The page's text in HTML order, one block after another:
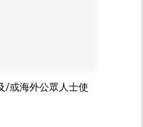
/或海外公眾人士使